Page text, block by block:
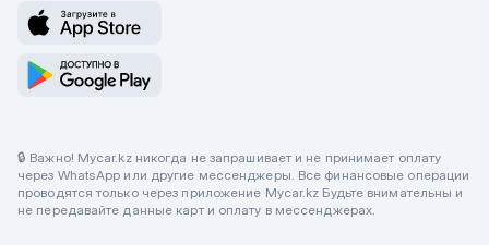
🔒 Важно! Mycar.kz никогда не запрашивает и не принимает оплату
через WhatsApp или другие мессенджеры. Все финансовые операции
проводятся только через приложение Mycar.kz Будьте внимательны и
не передавайте данные карт и оплату в мессенджерах.